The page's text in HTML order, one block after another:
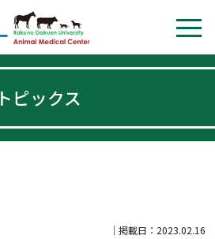
トピックス
｜掲載日：2023.02.16